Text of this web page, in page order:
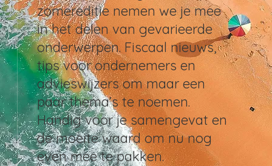
zomereditie nemen we je mee
in het delen van gevarieerde
onderwerpen. Fiscaal nieuws,
tips voor ondernemers en
advieswijzers om maar een
paar thema’s te noemen.
Handig voor je samengevat en
de moeite waard om nu nog
even mee te pakken.